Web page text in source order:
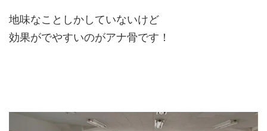
地味なことしかしていないけど
効果がでやすいのがアナ骨です！